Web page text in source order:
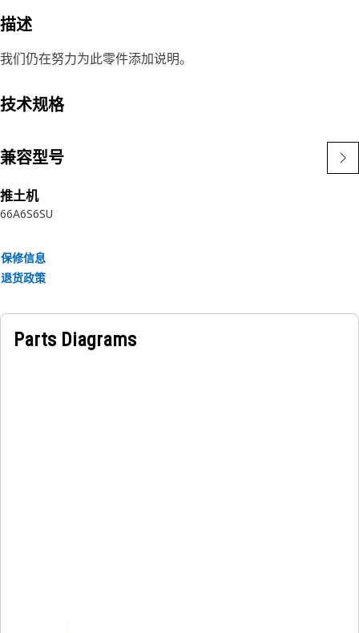
描述
我们仍在努力为此零件添加说明。
技术规格
兼容型号
推土机
66A6S6SU
保修信息
退货政策
Parts Diagrams